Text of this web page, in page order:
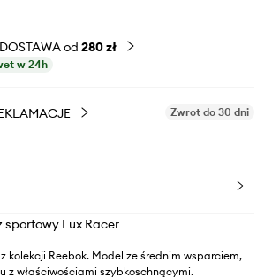
od 280 zł
w 24h
Zwrot do 30 dni
sportowy Lux Racer
kolekcji Reebok. Model ze średnim wsparciem,
z właściwościami szybkoschnącymi.